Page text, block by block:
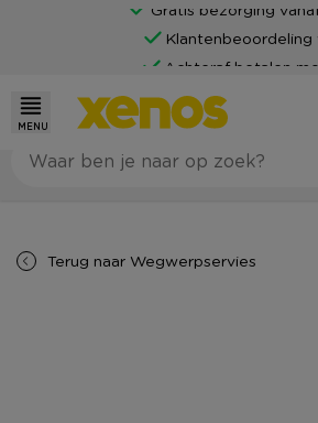
Gratis bezorging
Klantenbeoordeling
Achteraf betalen
MENU
Terug naar Wegwerpservies